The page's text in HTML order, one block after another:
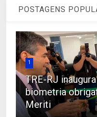
POSTAGENS
1
TRE-RJ
biometria
Meriti